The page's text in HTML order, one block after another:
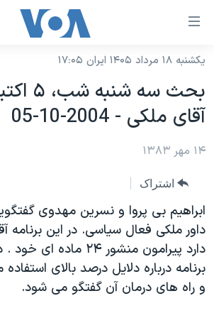
لینکهای
دسترسی
جهش
به
محتوای
اصلی
جهش
صفحه
اصلی
جهش
به
جستجو
نسخه سبک وب‌سایت
موضوع ها
ایران
آمریکا
ورزشی
گزیده‌ها
ویژه برنامه‌ها
برنامه های تلویزیونی
جدول برنامه ها
صفحه‌های ویژه
جام جهانی ۲۰۲۶
عملیات خشم حماسی
فرکانس‌های صدای آمریکا
پخش رادیویی
یادگیری زبان انگلیسی
یکشنبه ۱۸ مرداد ۱۴۰۵ ایران ۱۷:۰۵
بحث سه
آقای ملکی - 2004-10-05
۱۴ مهر ۱۳۸۳
اشتراک
ابراهيم بی پروا و نسرين مهدوی
داور ملکی فعال سياسی. در اين برنامه
دارد پيرامون منشور ۲۴
برنامه درباره دلايل درصد بالای
و راه های درمان آن گفتگو می شود.